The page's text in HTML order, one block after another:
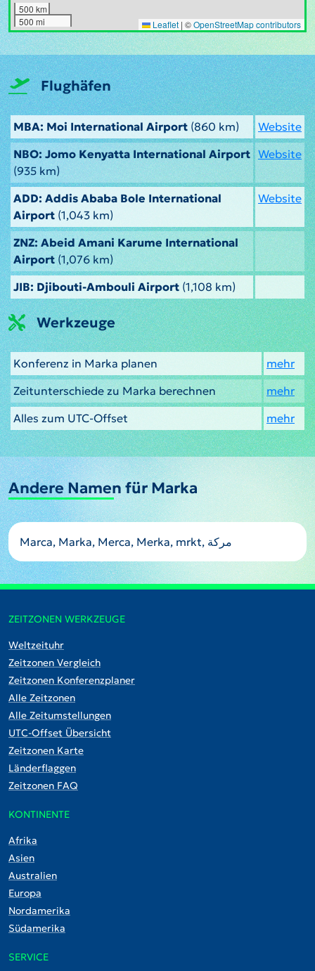
500 km
500 mi
Leaflet | ©OpenStreetMap contributors
Flughäfen
MBA: Moi International Airport (860 km)
Website
NBO: Jomo Kenyatta International Airport
(935 km)
Website
ADD: Addis Ababa Bole International
Airport (1,043 km)
Website
ZNZ: Abeid Amani Karume International
Airport(1,076 km)
JIB: Djibouti-Ambouli Airport (1,108 km)
Werkzeuge
Konferenz in Marka planen
mehr
Zeitunterschiede zu Marka berechnen
mehr
Alles zum UTC-Offset
mehr
Andere Namen für Marka
ZEITZONEN WERKZEUGE
Weltzeituhr
Zeitzonen Vergleich
Zeitzonen Konferenzplaner
Alle Zeitzonen
Alle Zeitumstellungen
UTC-Offset Übersicht
Zeitzonen Karte
Länderflaggen
Zeitzonen FAQ
KONTINENTE
Afrika
Asien
Australien
Europa
Nordamerika
Südamerika
SERVICE